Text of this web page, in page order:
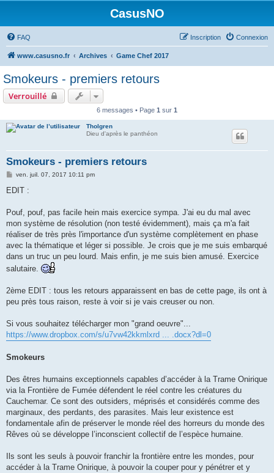
CasusNO
FAQ Connexion
Inscription
www.casusno.fr Archives Game Chef 2017
Smokeurs - premiers retours
Verrouillé
6 messages • Page 1 sur 1
Tholgren
Dieu d'après le panthéon
Smokeurs - premiers retours
M
s
g
ven. juil. 07, 2017 10:11 pm
EDIT :
Pouf, pouf, pas facile hein mais exercice sympa. J'ai eu du mal avec
mon système de résolution (non testé évidemment), mais ça m'a fait
réaliser de très près l'importance d'un système complètement en phase
avec la thématique et léger si possible. Je crois que je me suis embarqué
dans un truc un peu lourd. Mais enfin, je me suis bien amusé. Exercice
salutaire.
2ème EDIT : tous les retours apparaissent en bas de cette page, ils ont à
peu près tous raison, reste à voir si je vais creuser ou non.
Si vous souhaitez télécharger mon "grand oeuvre"...
https://www.dropbox.com/s/u7vw42kkmlxrd ... .docx?dl=0
Smokeurs
Des êtres humains exceptionnels capables d’accéder à la Trame Onirique
via la Frontière de Fumée défendent le réel contre les créatures du
Cauchemar. Ce sont des outsiders, méprisés et considérés comme des
marginaux, des perdants, des parasites. Mais leur existence est
fondamentale afin de préserver le monde réel des horreurs du monde des
Rêves où se développe l’inconscient collectif de l’espèce humaine.
Ils sont les seuls à pouvoir franchir la frontière entre les mondes, pour
accéder à la Trame Onirique, à pouvoir la couper pour y pénétrer et y